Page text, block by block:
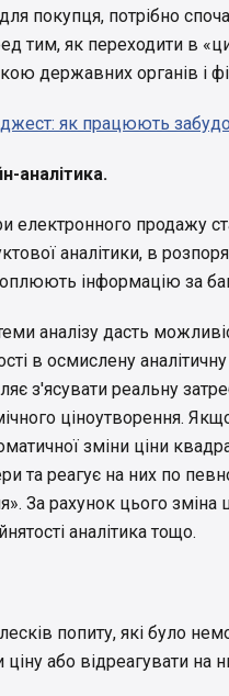
покупця, потрібно
тим, як переходити в
державних органів і
як працюють
аналітика.
електронного продажу
аналітики, в
інформацію за
аналізу дасть
в осмислену
з'ясувати реальну
ціноутворення.
зміни ціни
та реагує на них по
За рахунок цього зміна
аналітика тощо.
попиту, які було
або відреагувати на